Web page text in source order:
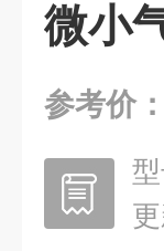
微小
参考价：
型